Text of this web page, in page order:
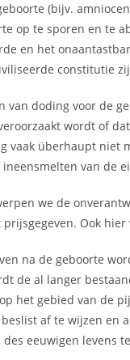
(bijv.
op te sporen en te
en het
constitutie
van doding voor de
wordt of
vaak überhaupt niet
van de
we de
Ook
na de geboorte
de al langer
het gebied van de
af te wijzen en
eeuwigen levens